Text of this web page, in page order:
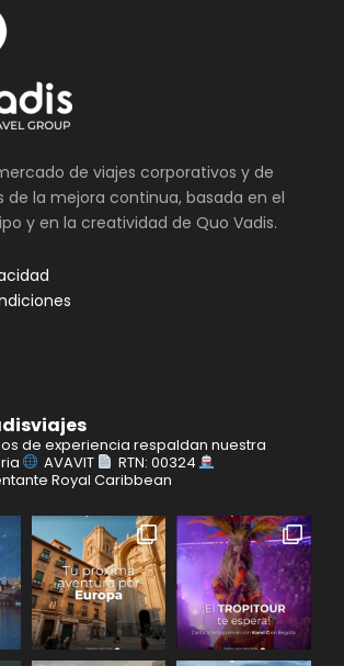
de viajes corporativos y de
de la mejora continua, basada en el
y en la creatividad de Quo Vadis.
de experiencia respaldan nuestra
AVAVIT
RTN: 00324
Royal Caribbean